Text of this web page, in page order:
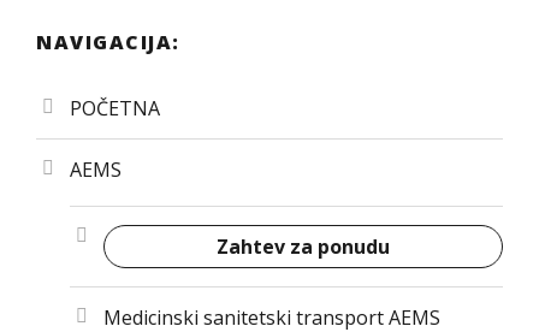
NAVIGACIJA:
POČETNA
AEMS
Zahtev za ponudu
Medicinski sanitetski transport AEMS